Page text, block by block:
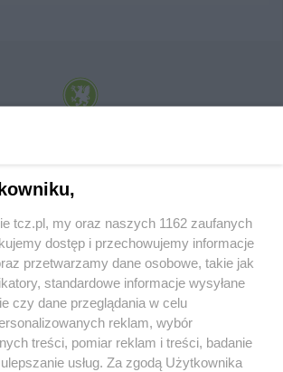
Sp. z o.o. Internetowy Serwis Informacyjny Miasta
POLITYKA PRYWATNOŚCI HOSTING
RSS FACEBOOK KONTAKT
tcz.pl, my oraz naszych 1162 zaufanych
dostęp i przechowujemy informacje
przetwarzamy dane osobowe, takie jak
standardowe informacje wysyłane
czy dane przeglądania w celu
reklam, wybór
treści, pomiar reklam i treści, badanie
usług. Za zgodą Użytkownika